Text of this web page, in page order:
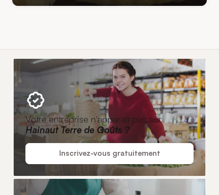
Votre entreprise n'apparaît pas sur
Hainaut Terre de Goûts ?
Inscrivez-vous gratuitement